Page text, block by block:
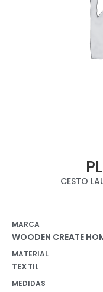
CESTO
MARCA
WOODEN CREATE
MATERIAL
TEXTIL
MEDIDAS